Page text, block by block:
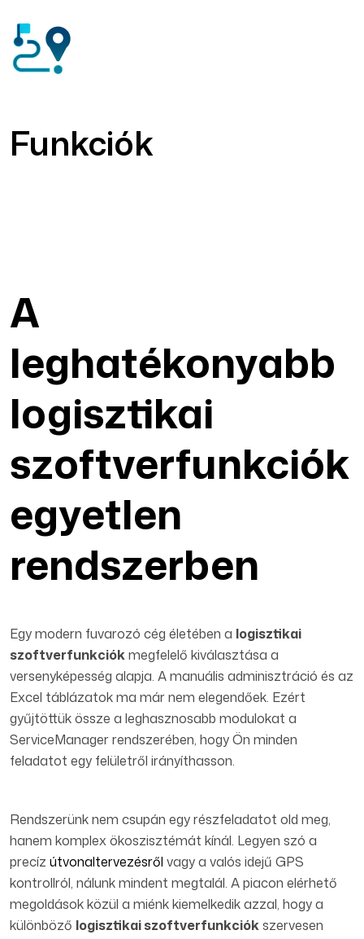
Funkciók
A
leghatékonyabb
logisztikai
szoftverfunkciók
egyetlen
rendszerben
Egy modern fuvarozó cég életében a logisztikai
szoftverfunkciókmegfelelő kiválasztása a
versenyképesség alapja. A manuális adminisztráció és az
Excel táblázatok ma már nem elegendőek. Ezért
gyűjtöttük össze a leghasznosabb modulokat a
ServiceManager rendszerében, hogy Ön minden
feladatot egy felületről irányíthasson.
Rendszerünk nem csupán egy részfeladatot old meg,
hanem komplex ökoszisztémát kínál. Legyen szó a
precíz útvonaltervezésről vagy a valós idejű GPS
kontrollról, nálunk mindent megtalál. A piacon elérhető
megoldások közül a miénk kiemelkedik azzal, hogy a
különböző logisztikai szoftverfunkciókszervesen